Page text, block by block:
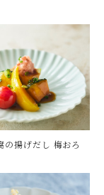
の揚げだし 梅おろ